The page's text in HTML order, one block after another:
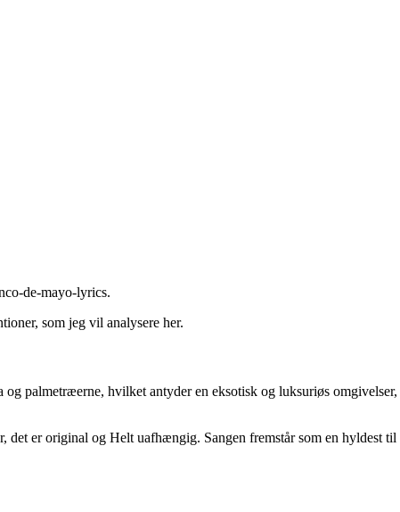
de-mayo-lyrics.
som jeg vil analysere her.
palmetræerne, hvilket antyder en eksotisk og luksuriøs omgivelser,
er original og Helt uafhængig. Sangen fremstår som en hyldest til